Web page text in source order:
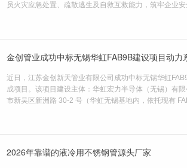
员火灾应急处置、疏散逃生及自救互救能力，筑牢企业安
金创管业成功中标无锡华虹FAB9B建设项目动力
近日，江苏金创新天管业有限公司成功中标无锡华虹
成项目。该项目建设主体：华虹宏力半导体（无锡）有
市新吴区新洲路 30-2 号（华虹无锡基地内，依托现有
2026年靠谱的液冷用不锈钢管源头厂家